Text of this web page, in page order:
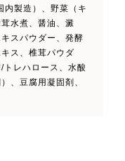
内製造）、野菜（キ
水煮、醤油、澱
スパウダー、発酵
ス、椎茸パウダ
レハロース、水酸
、豆腐用凝固剤、